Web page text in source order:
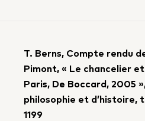
T. Berns, Compte rendu
Pimont, « Le chancelier
Paris, De Boccard, 2005
philosophie et d’histoire,
1199